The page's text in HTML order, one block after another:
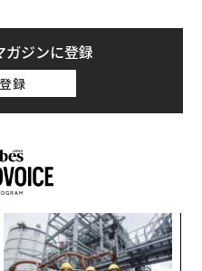
ガジンに登録
録